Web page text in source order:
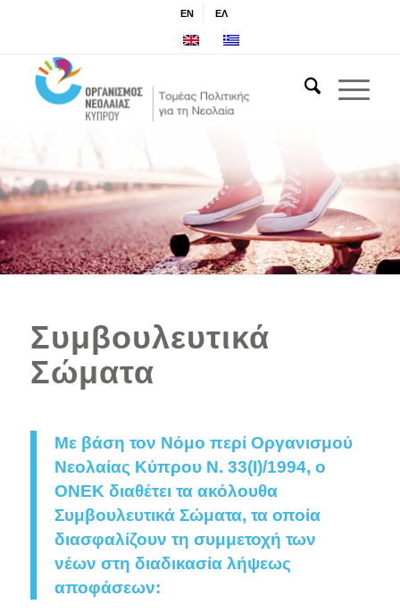
EN ΕΛ
Συμβουλευτικά
Σώματα
Με βάση τον Νόμο περί Οργανισμού
Νεολαίας Κύπρου Ν. 33(I)/1994, ο
ΟΝΕΚ διαθέτει τα ακόλουθα
Συμβουλευτικά Σώματα, τα οποία
διασφαλίζουν τη συμμετοχή των
νέων στη διαδικασία λήψεως
αποφάσεων: